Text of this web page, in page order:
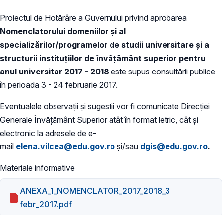
Proiectul de Hotărâre a Guvernului privind aprobarea
Nomenclatorului domeniilor şi al
specializărilor/programelor de studii universitare şi a
structurii instituţiilor de învăţământ superior pentru
anul universitar 2017 - 2018 este supus consultării publice
în perioada 3 - 24 februarie 2017.
Eventualele observații și sugestii vor fi comunicate Direcției
Generale Învățământ Superior atât în format letric, cât și
electronic la adresele de e-
mail elena.vilcea@edu.gov.ro și/sau dgis@edu.gov.ro.
Materiale informative
ANEXA_1_NOMENCLATOR_2017_2018_3
febr_2017.pdf